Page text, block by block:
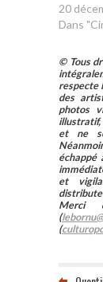
20
Dans
© Tous
respecte
des
photos
illustratif,
et ne
et
Merci
(
(